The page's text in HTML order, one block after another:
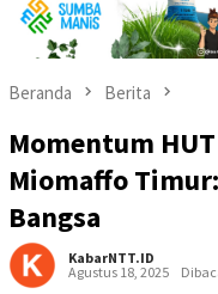
Beranda Berita
Momentum
Miomaffo
Bangsa
KabarNTT.ID
Agustus 18, 2025